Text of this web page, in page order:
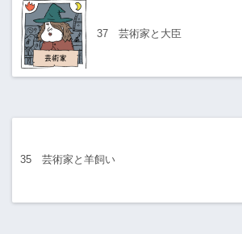
37 芸術家と大臣
35 芸術家と羊飼い